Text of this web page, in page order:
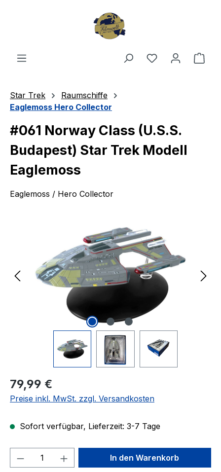
Du hast 0
Star Trek
Raumschiffe
Eaglemoss Hero Collector
#061 Norway Class (U.S.S.
Budapest) Star Trek Modell
Eaglemoss
Eaglemoss / Hero Collector
Regulärer Preis:
79,99 €
Preise inkl. MwSt. zzgl. Versandkosten
Sofort verfügbar, Lieferzeit: 3-7 Tage
Produkt Anzahl: Gib denIn den Warenkorb